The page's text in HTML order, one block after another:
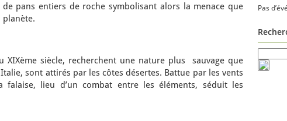
pans entiers de roche symbolisant alors la menace que
planète.
XIXème siècle, recherchent une nature plus sauvage que
sont attirés par les côtes désertes. Battue par les vents
lieu d’un combat entre les éléments, séduit les
Pas